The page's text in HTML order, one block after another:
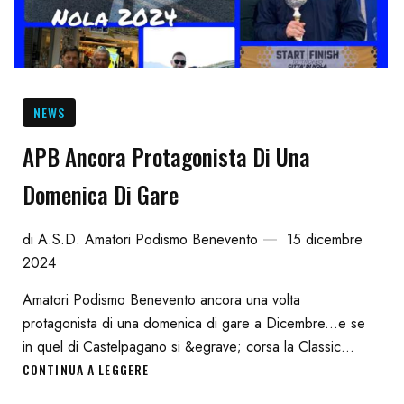
NEWS
APB Ancora Protagonista Di Una
Domenica Di Gare
di A.S.D. Amatori Podismo Benevento
15 dicembre
2024
Amatori Podismo Benevento ancora una volta
protagonista di una domenica di gare a Dicembre...e se
in quel di Castelpagano si &egrave; corsa la Classic...
CONTINUA A LEGGERE